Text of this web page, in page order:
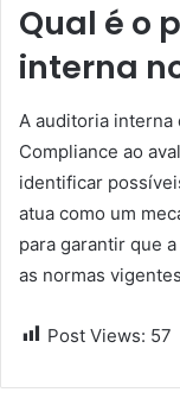
Qual é o
interna
A auditoria interna
Compliance ao
identificar
atua como um
para garantir que
as normas
Post Views: 57